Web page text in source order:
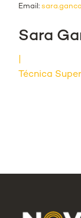
Email:
Sara
Técnica